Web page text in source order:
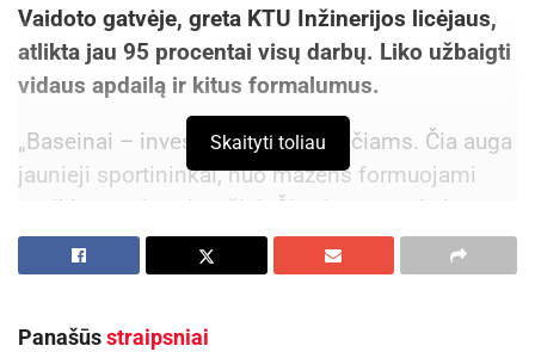
Vaidoto gatvėje, greta KTU Inžinerijos licėjaus,
atlikta jau 95 procentai visų darbų. Liko užbaigti
vidaus apdailą ir kitus formalumus.
„Baseinai – investicija dešimtmečiams. Čia auga
jaunieji sportininkai, nuo mažens formuojami
sveiki gyvenimo įpročiai. Čia vietos randa ir
sveikata besirūpinantys senjorai, ir profesionalai.
Svarbiausia, kad tokios erdvės teikia visokeriopą
Skaityti toliau
Panašūsstraipsniai